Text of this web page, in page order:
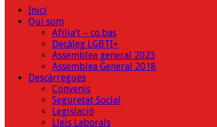
Inici
Qui som
Afilia’t – co.bas
Decàleg LGBTI+
Assemblea general 2023
Assemblea General 2018
Descàrregues
Convenis
Seguretat Social
Legislació
Lleis Laborals